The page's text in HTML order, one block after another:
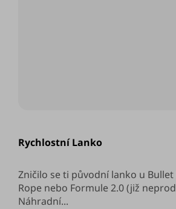
Rychlostní Lanko
produktu
z
5
hvězdiček.
Zničilo se ti původní lanko u Bullet
Rope nebo Formule 2.0 (již
Náhradní...